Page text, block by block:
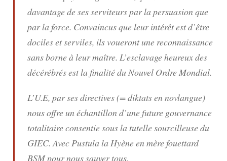
davantage de ses serviteurs par la persuasion que
par la force. Convaincus que leur intérêt est d’être
dociles et serviles, ils voueront une reconnaissance
sans borne à leur maître. L’esclavage heureux des
décérébrés est la finalité du Nouvel Ordre Mondial.
L’U.E, par ses directives (= diktats en novlangue)
nous offre un échantillon d’une future gouvernance
totalitaire consentie sous la tutelle sourcilleuse du
GIEC. Avec Pustula la Hyène en mère fouettard
BSM pour nous sauver tous.